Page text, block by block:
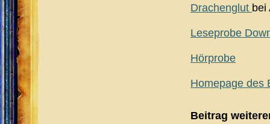
Drachenglut bei
Leseprobe
Hörprobe
Homepage des
Beitrag